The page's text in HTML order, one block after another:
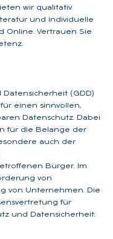
wir qualitativ
und individuelle
Online. Vertrauen Sie
Datensicherheit (GDD)
einen sinnvollen,
Datenschutz. Dabei
für die Belange der
auch der
Bürger. Im
von
von Unternehmen. Die
für
und Datensicherheit.